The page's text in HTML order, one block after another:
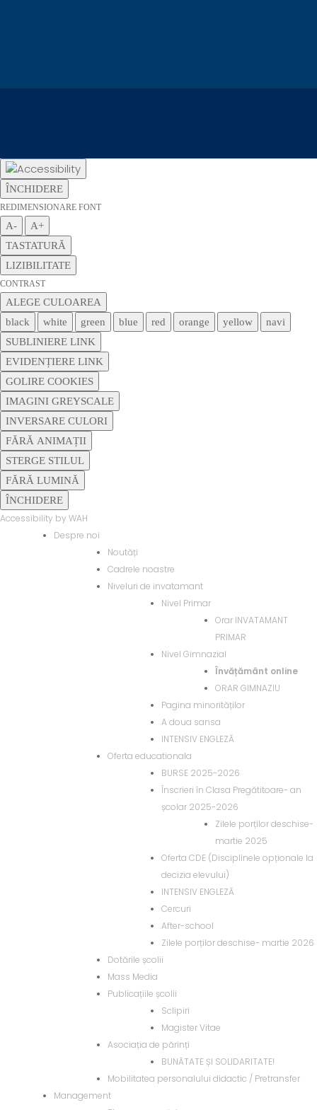
ÎNCHIDERE
REDIMENSIONARE FONT
A-
A+
TASTATURĂ
LIZIBILITATE
CONTRAST
ALEGE CULOAREA
black
white green blue red orange yellow
navi
SUBLINIERE LINK
EVIDENȚIERE LINK
GOLIRE COOKIES
IMAGINI GREYSCALE
INVERSARE CULORI
FĂRĂ ANIMAȚII
STERGE STILUL
FĂRĂ LUMINĂ
ÎNCHIDERE
Accessibility by WAH
Despre noi
Noutăți
Cadrele noastre
Niveluri de invatamant
Nivel Primar
Orar INVATAMANT
PRIMAR
Nivel Gimnazial
Învățământ online
ORAR GIMNAZIU
Pagina minorităților
A doua sansa
INTENSIV ENGLEZĂ
Oferta educationala
BURSE 2025-2026
Înscrieri în Clasa Pregătitoare- an
școlar 2025-2026
Zilele porților deschise-
martie 2025
Oferta CDE (Disciplinele opționale la
decizia elevului)
INTENSIV ENGLEZĂ
Cercuri
After-school
Zilele porților deschise- martie 2026
Dotările școlii
Mass Media
Publicațiile școlii
Sclipiri
Magister Vitae
Asociația de părinți
BUNĂTATE ȘI SOLIDARITATE!
Mobilitatea personalului didactic / Pretransfer
Management